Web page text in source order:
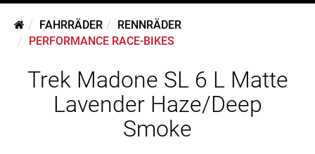
FAHRRÄDER
RENNRÄDER
PERFORMANCE RACE-BIKES
Trek Madone SL 6 L Matte
Lavender Haze/Deep
Smoke